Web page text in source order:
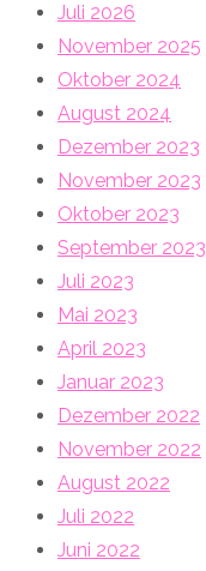
Juli 2026
November 2025
Oktober 2024
August 2024
Dezember 2023
November 2023
Oktober 2023
September 2023
Juli 2023
Mai 2023
April 2023
Januar 2023
Dezember 2022
November 2022
August 2022
Juli 2022
Juni 2022